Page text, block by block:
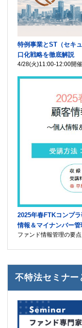
特例事業とST（セキ
口化戦略を徹底解説
4/28(火)11:00-12:00開
2025年春FTKコンプ
情報＆マイナンバー管
ファンド情報管理の要点
不特法セミナー